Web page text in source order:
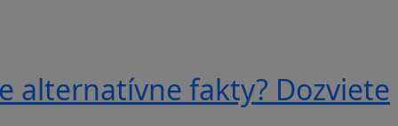
alternatívne fakty? Dozviete